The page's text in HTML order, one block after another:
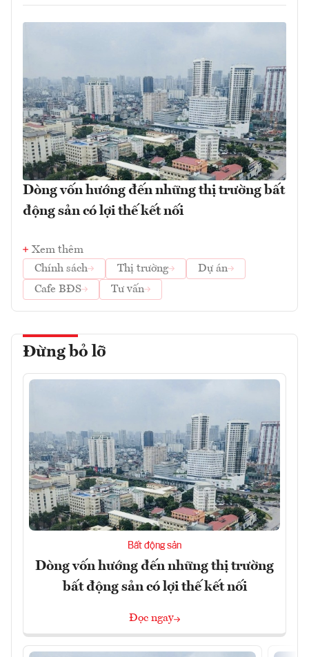
Dòng vốn hướng đến những thị trường bất
động sản có lợi thế kết nối
Xem thêm
Chính sách
Thị trường
Dự án
Cafe BĐS
Tư vấn
Đừng bỏ lỡ
Bất động sản
Dòng vốn hướng đến những thị trường
bất động sản có lợi thế kết nối
Đọc ngay